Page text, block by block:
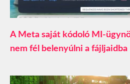
A Meta saját kódoló MI-
nem fél belenyúlni a fájljaidba